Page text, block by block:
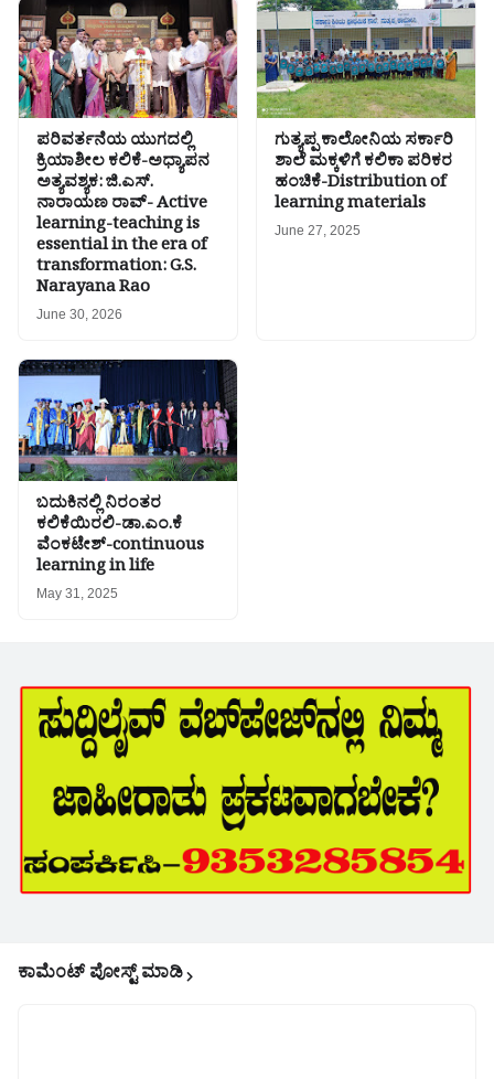
ಪರಿವರ್ತನೆಯ ಯುಗದಲ್ಲಿ
ಕ್ರಿಯಾಶೀಲ ಕಲಿಕೆ-ಅಧ್ಯಾಪನ
ಅತ್ಯವಶ್ಯಕ: ಜಿ.ಎಸ್.
ನಾರಾಯಣ ರಾವ್- Active
learning-teaching is
essential in the era of
transformation: G.S.
Narayana Rao
June 30, 2026
ಗುತ್ಯಪ್ಪ ಕಾಲೋನಿಯ ಸರ್ಕಾರಿ
ಶಾಲೆ ಮಕ್ಕಳಿಗೆ ಕಲಿಕಾ ಪರಿಕರ
ಹಂಚಿಕೆ-Distribution of
learning materials
June 27, 2025
ಬದುಕಿನಲ್ಲಿ ನಿರಂತರ
ಕಲಿಕೆಯಿರಲಿ-ಡಾ.ಎಂ.ಕೆ
ವೆಂಕಟೇಶ್-continuous
learning in life
May 31, 2025
ಕಾಮೆಂಟ್‌‌ ಪೋಸ್ಟ್‌ ಮಾಡಿ